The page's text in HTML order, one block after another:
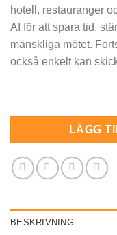
hotell, restauranger
AI för att spara tid,
mänskliga mötet.
också enkelt kan
LÄGG
BESKRIVNING